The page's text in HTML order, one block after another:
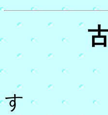
す